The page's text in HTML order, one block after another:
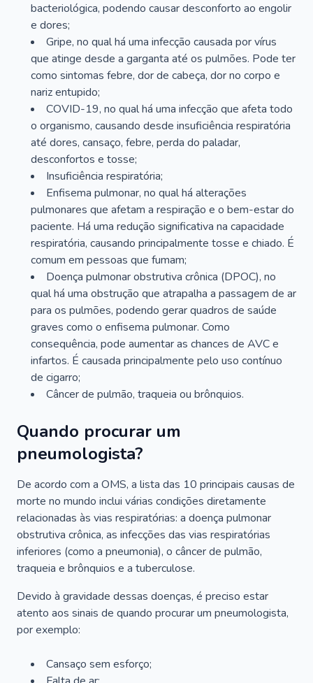
bacteriológica, podendo causar desconforto ao engolir
e dores;
Gripe, no qual há uma infecção causada por vírus
que atinge desde a garganta até os pulmões. Pode ter
como sintomas febre, dor de cabeça, dor no corpo e
nariz entupido;
COVID-19, no qual há uma infecção que afeta todo
o organismo, causando desde insuficiência respiratória
até dores, cansaço, febre, perda do paladar,
desconfortos e tosse;
Insuficiência respiratória;
Enfisema pulmonar, no qual há alterações
pulmonares que afetam a respiração e o bem-estar do
paciente. Há uma redução significativa na capacidade
respiratória, causando principalmente tosse e chiado. É
comum em pessoas que fumam;
Doença pulmonar obstrutiva crônica (DPOC), no
qual há uma obstrução que atrapalha a passagem de ar
para os pulmões, podendo gerar quadros de saúde
graves como o enfisema pulmonar. Como
consequência, pode aumentar as chances de AVC e
infartos. É causada principalmente pelo uso contínuo
de cigarro;
Câncer de pulmão, traqueia ou brônquios.
Quando procurar um
pneumologista?
De acordo com a OMS, a lista das 10 principais causas de
morte no mundo inclui várias condições diretamente
relacionadas às vias respiratórias: a doença pulmonar
obstrutiva crônica, as infecções das vias respiratórias
inferiores (como a pneumonia), o câncer de pulmão,
traqueia e brônquios e a tuberculose.
Devido à gravidade dessas doenças, é preciso estar
atento aos sinais de quando procurar um pneumologista,
por exemplo:
Cansaço sem esforço;